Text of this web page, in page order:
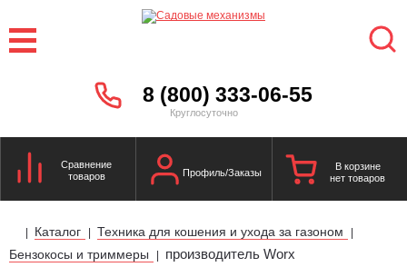
8 (800) 333-06-55
Круглосуточно
Сравнение
товаров
Профиль/Заказы
В корзине
нет товаров
| Каталог | Техника для кошения и ухода за газоном |
Бензокосы и триммеры | производитель Worx